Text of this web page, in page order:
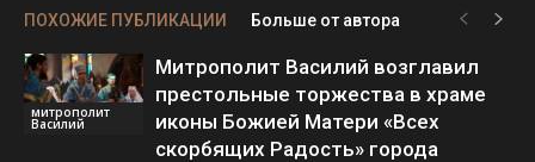
ПОХОЖИЕ ПУБЛИКАЦИИ Больше от автора
митрополит
Василий
Митрополит Василий возглавил
престольные торжества в храме
иконы Божией Матери «Всех
скорбящих Радость» города